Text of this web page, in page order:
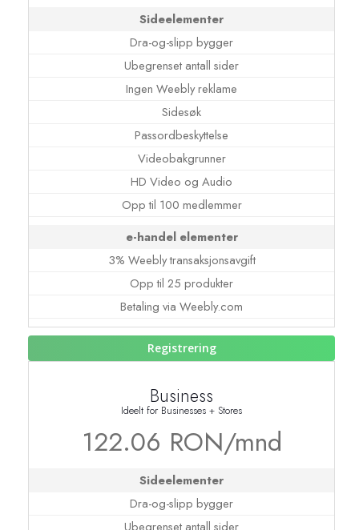
Sideelementer
Dra-og-slipp bygger
Ubegrenset antall sider
Ingen Weebly reklame
Sidesøk
Passordbeskyttelse
Videobakgrunner
HD Video og Audio
Opp til 100 medlemmer
e-handel elementer
3% Weebly transaksjonsavgift
Opp til 25 produkter
Betaling via Weebly.com
Registrering
Business
Ideelt for Businesses + Stores
122.06 RON/mnd
Sideelementer
Dra-og-slipp bygger